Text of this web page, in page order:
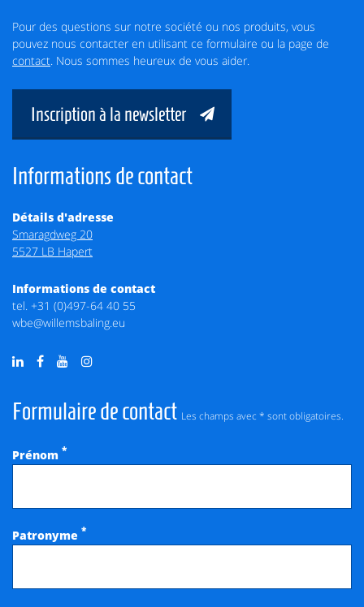
Pour des questions sur notre société ou nos produits, vous
pouvez nous contacter en utilisant ce formulaire ou la page de
contact. Nous sommes heureux de vous aider.
Inscription à la newsletter
Formulaire de contact Les champs avec * sont obligatoires.
Prénom *
Patronyme *
Informations de contact
Détails d'adresse
Smaragdweg 20
5527 LB Hapert
Informations de contact
tel. +31 (0)497-64 40 55
wbe@willemsbaling.eu